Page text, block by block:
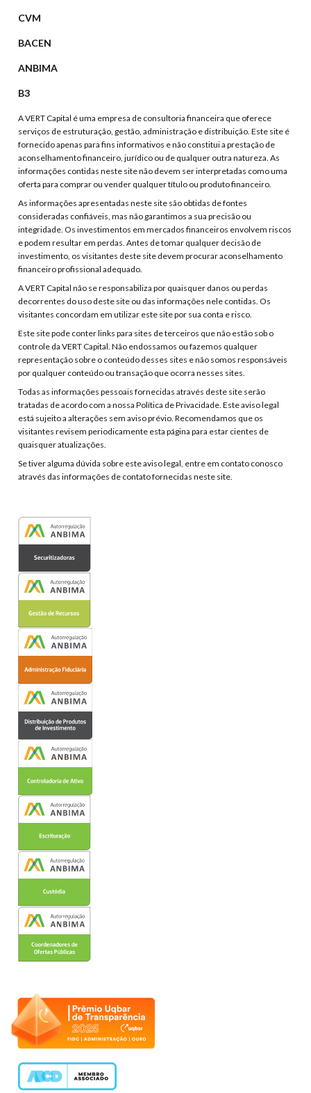
CVM
BACEN
ANBIMA
B3
A VERT Capital é uma empresa de consultoria financeira que oferece
serviços de estruturação, gestão, administração e distribuição. Este site é
fornecido apenas para fins informativos e não constitui a prestação de
aconselhamento financeiro, jurídico ou de qualquer outra natureza. As
informações contidas neste site não devem ser interpretadas como uma
oferta para comprar ou vender qualquer título ou produto financeiro.
As informações apresentadas neste site são obtidas de fontes
consideradas confiáveis, mas não garantimos a sua precisão ou
integridade. Os investimentos em mercados financeiros envolvem riscos
e podem resultar em perdas. Antes de tomar qualquer decisão de
investimento, os visitantes deste site devem procurar aconselhamento
financeiro profissional adequado.
A VERT Capital não se responsabiliza por quaisquer danos ou perdas
decorrentes do uso deste site ou das informações nele contidas. Os
visitantes concordam em utilizar este site por sua conta e risco.
Este site pode conter links para sites de terceiros que não estão sob o
controle da VERT Capital. Não endossamos ou fazemos qualquer
representação sobre o conteúdo desses sites e não somos responsáveis
por qualquer conteúdo ou transação que ocorra nesses sites.
Todas as informações pessoais fornecidas através deste site serão
tratadas de acordo com a nossa Política de Privacidade. Este aviso legal
está sujeito a alterações sem aviso prévio. Recomendamos que os
visitantes revisem periodicamente esta página para estar cientes de
quaisquer atualizações.
Se tiver alguma dúvida sobre este aviso legal, entre em contato conosco
através das informações de contato fornecidas neste site.